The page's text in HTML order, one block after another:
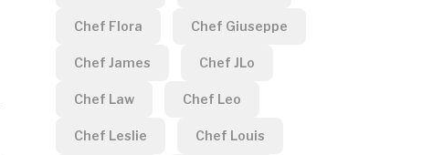
Chef Flora Chef Giuseppe
Chef James Chef JLo
Chef Law Chef Leo
Chef Leslie Chef Louis